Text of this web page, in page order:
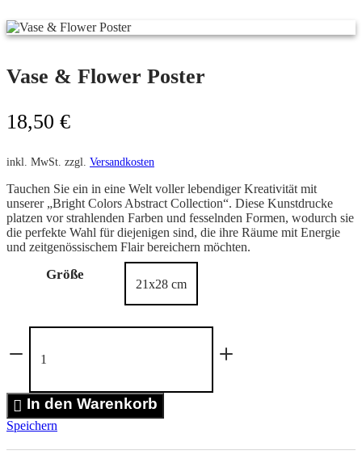
Vase & Flower Poster
18,50 €
inkl. MwSt. zzgl. Versandkosten
Tauchen Sie ein in eine Welt voller lebendiger Kreativität mit
unserer „Bright Colors Abstract Collection“. Diese Kunstdrucke
platzen vor strahlenden Farben und fesselnden Formen, wodurch sie
die perfekte Wahl für diejenigen sind, die ihre Räume mit Energie
und zeitgenössischem Flair bereichern möchten.
Größe
Vase
Flower
Menge
In den Warenkorb
Speichern